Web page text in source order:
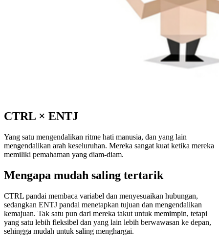
CTRL × ENTJ
Yang satu mengendalikan ritme hati manusia, dan yang lain
mengendalikan arah keseluruhan. Mereka sangat kuat ketika mereka
memiliki pemahaman yang diam-diam.
Mengapa mudah saling tertarik
CTRL pandai membaca variabel dan menyesuaikan hubungan,
sedangkan ENTJ pandai menetapkan tujuan dan mengendalikan
kemajuan. Tak satu pun dari mereka takut untuk memimpin, tetapi
yang satu lebih fleksibel dan yang lain lebih berwawasan ke depan,
sehingga mudah untuk saling menghargai.